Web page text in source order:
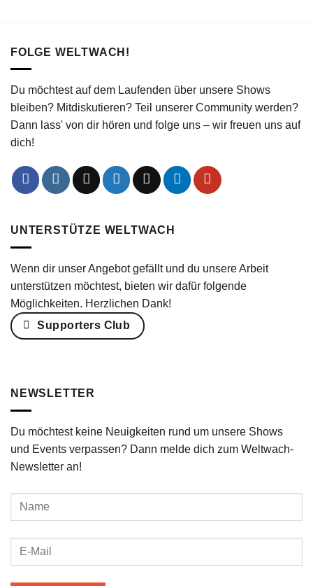
FOLGE WELTWACH!
Du möchtest auf dem Laufenden über unsere Shows
bleiben? Mitdiskutieren? Teil unserer Community werden?
Dann lass' von dir hören und folge uns – wir freuen uns auf
dich!
UNTERSTÜTZE WELTWACH
Wenn dir unser Angebot gefällt und du unsere Arbeit
unterstützen möchtest, bieten wir dafür folgende
Möglichkeiten. Herzlichen Dank!
Supporters Club
NEWSLETTER
Du möchtest keine Neuigkeiten rund um unsere Shows
und Events verpassen? Dann melde dich zum Weltwach-
Newsletter an!